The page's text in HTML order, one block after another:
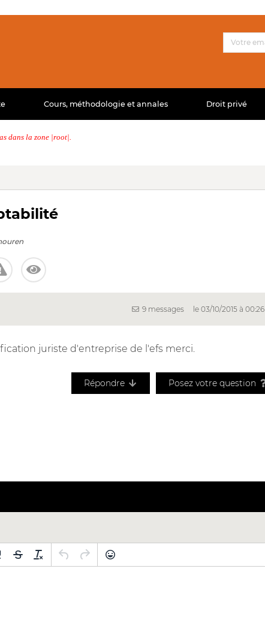
Cours, méthodologie et annales Droit privé
dans la zone |root|.
9 messages le 03/10/2015 à 00:26
juriste d'entreprise de l'efs merci.
Répondre Posez votre question